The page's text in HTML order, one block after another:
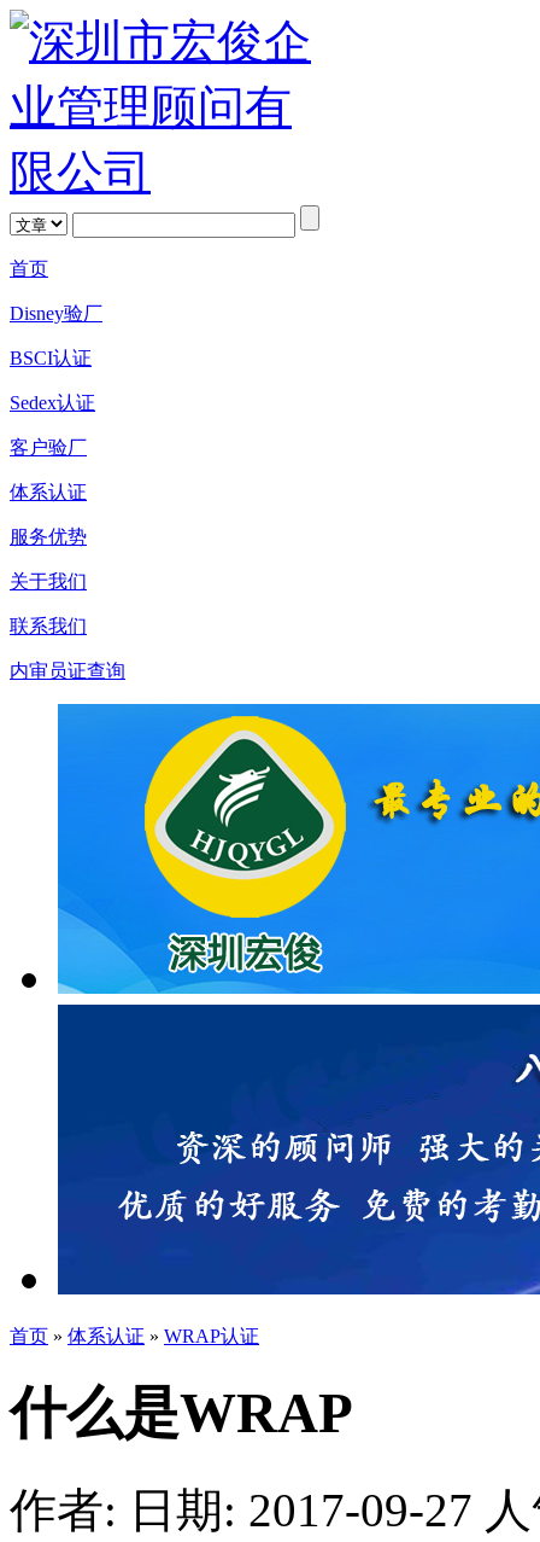
首页
Disney验厂
BSCI认证
Sedex认证
客户验厂
体系认证
服务优势
关于我们
联系我们
内审员证查询
首页 » 体系认证 » WRAP认证
什么是WRAP
作者: 日期: 2017-09-27